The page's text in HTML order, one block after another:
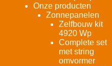
Onze producten
Zonnepanelen
Zelfbouw kit
4920 Wp
Complete set
met string
omvormer